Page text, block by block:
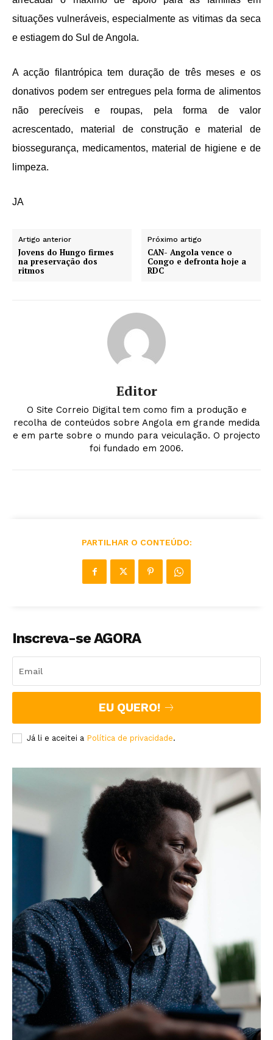
situações vulneráveis, especialmente as vitimas da seca
e estiagem do Sul de Angola.
A acção filantrópica tem duração de três meses e os
donativos podem ser entregues pela forma de alimentos
não perecíveis e roupas, pela forma de valor
acrescentado, material de construção e material de
biossegurança, medicamentos, material de higiene e de
limpeza.
JA
Artigo anterior
Jovens do Hungo firmes
na preservação dos
ritmos
Próximo artigo
CAN- Angola vence o
Congo e defronta hoje a
RDC
Editor
O Site Correio Digital tem como fim a produção e
recolha de conteúdos sobre Angola em grande medida
e em parte sobre o mundo para veiculação. O projecto
foi fundado em 2006.
PARTILHAR O CONTEÚDO:
Inscreva-se AGORA
EU QUERO!
Já li e aceitei a Política de privacidade.